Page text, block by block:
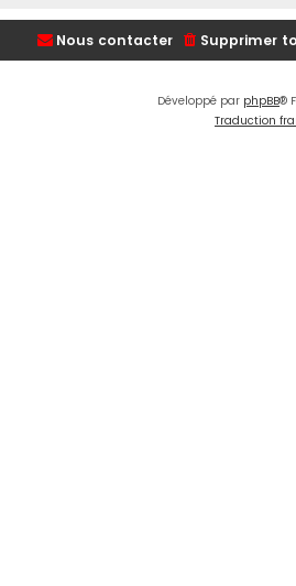
Supprimer
Nous contacter
Développé par phpBB®
Traduction